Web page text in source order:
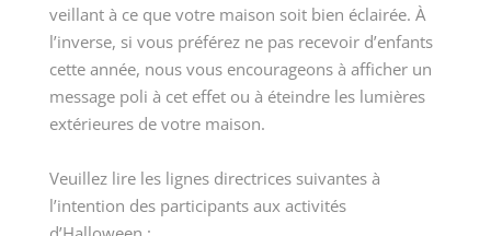
veillant à ce que votre maison soit bien éclairée. À
l’inverse, si vous préférez ne pas recevoir d’enfants
cette année, nous vous encourageons à afficher un
message poli à cet effet ou à éteindre les lumières
extérieures de votre maison.
Veuillez lire les lignes directrices suivantes à
l’intention des participants aux activités